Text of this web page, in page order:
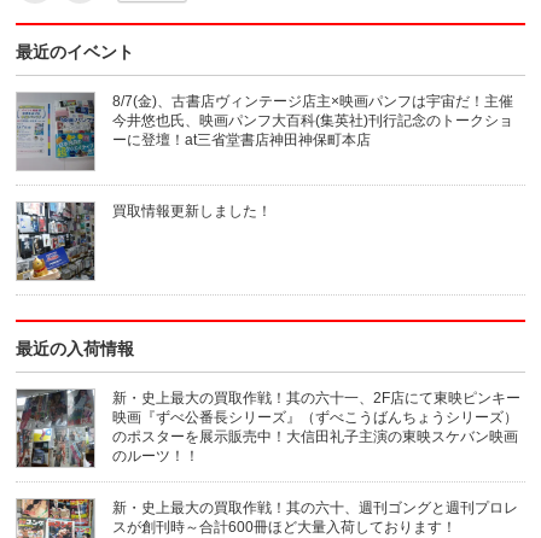
ク
し
て
達
へ
メ
ー
ル
で
送
信
(新
し
い
ウ
ィ
ン
ド
ウ
開
き
ま
す)
ク
て
刷
(新
し
い
ウ
ィ
ン
ド
ウ
で
開
き
ま
す)
最近のイベント
8/7(金)、古書店ヴィンテージ店主×映画パンフは宇宙だ！主催
今井悠也氏、映画パンフ大百科(集英社)刊行記念のトークショ
ーに登壇！at三省堂書店神田神保町本店
買取情報更新しました！
最近の入荷情報
新・史上最大の買取作戦！其の六十一、2F店にて東映ピンキー
映画『ずべ公番長シリーズ』（ずべこうばんちょうシリーズ）
のポスターを展示販売中！大信田礼子主演の東映スケバン映画
のルーツ！！
新・史上最大の買取作戦！其の六十、週刊ゴングと週刊プロレ
スが創刊時～合計600冊ほど大量入荷しております！